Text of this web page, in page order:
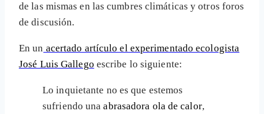
de las mismas en las cumbres climáticas y otros foros
de discusión.
En un acertado artículo el experimentado ecologista
José Luis Gallego escribe lo siguiente:
Lo inquietante no es que estemos
sufriendo unaabrasadora ola de calor,